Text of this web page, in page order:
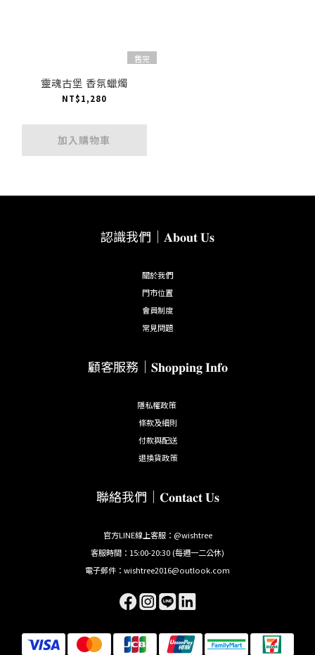
售完
靈魂古堡 香氛蠟燭
NT$1,280
加入購物車
認識我們｜𝐀𝐛𝐨𝐮𝐭 𝐔𝐬
關於我們
門市位置
會員制度
常見問題
顧客服務｜𝐒𝐡𝐨𝐩𝐩𝐢𝐧𝐠 𝐈𝐧𝐟𝐨
隱私權政策
條款及細則
付款與配送
退換貨政策
聯絡我們｜𝐂𝐨𝐧𝐭𝐚𝐜𝐭 𝐔𝐬
官方LINE線上客服：@wishtree
客服時間：15:00-20:30 (每週一二公休)
電子郵件：wishtree2016@outlook.com